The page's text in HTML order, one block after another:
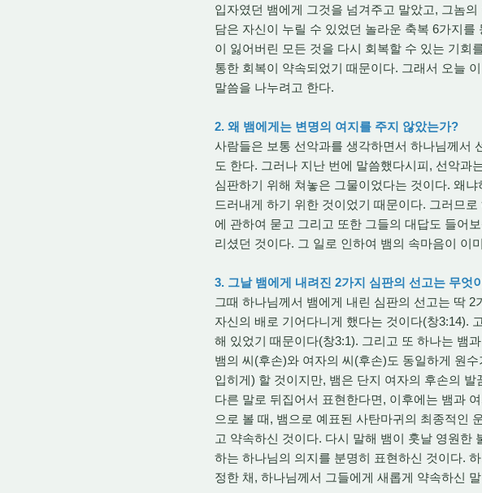
입자였던 뱀에게 그것을 넘겨주고 말았고, 그놈
담은 자신이 누릴 수 있었던 놀라운 축복 6가지
이 잃어버린 모든 것을 다시 회복할 수 있는 기회
통한 회복이 약속되었기 때문이다. 그래서 오늘
말씀을 나누려고 한다.
2. 왜 뱀에게는 변명의 여지를 주지 않았는가?
사람들은 보통 선악과를 생각하면서 하나님께서
도 한다. 그러나 지난 번에 말씀했다시피, 선악과
심판하기 위해 쳐놓은 그물이었다는 것이다. 왜
드러내게 하기 위한 것이었기 때문이다. 그러므
에 관하여 묻고 그리고 또한 그들의 대답도 들어
리셨던 것이다. 그 일로 인하여 뱀의 속마음이 이
3. 그날 뱀에게 내려진 2가지 심판의 선고는 무엇
그때 하나님께서 뱀에게 내린 심판의 선고는 딱
자신의 배로 기어다니게 했다는 것이다(창3:14).
해 있었기 때문이다(창3:1). 그리고 또 하나는 뱀
뱀의 씨(후손)와 여자의 씨(후손)도 동일하게 원
입히게) 할 것이지만, 뱀은 단지 여자의 후손의
다른 말로 뒤집어서 표현한다면, 이후에는 뱀과
으로 볼 때, 뱀으로 예표된 사탄마귀의 최종적인
고 약속하신 것이다. 다시 말해 뱀이 훗날 영원한
하는 하나님의 의지를 분명히 표현하신 것이다.
정한 채, 하나님께서 그들에게 새롭게 약속하신